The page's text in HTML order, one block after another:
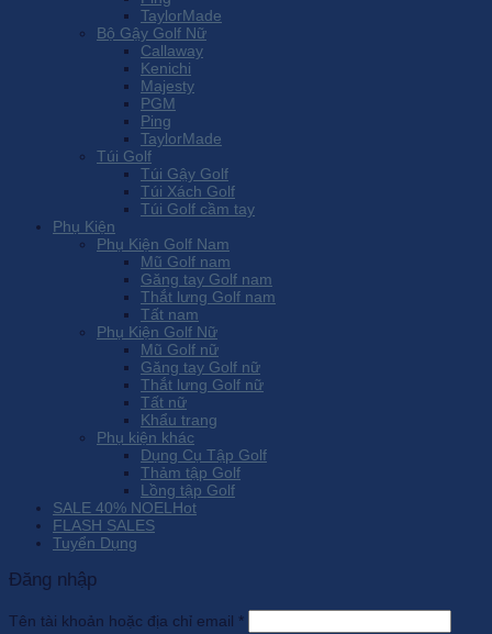
TaylorMade
Bộ Gậy Golf Nữ
Callaway
Kenichi
Majesty
PGM
Ping
TaylorMade
Túi Golf
Túi Gậy Golf
Túi Xách Golf
Túi Golf cầm tay
Phụ Kiện
Phụ Kiện Golf Nam
Mũ Golf nam
Găng tay Golf nam
Thắt lưng Golf nam
Tất nam
Phụ Kiện Golf Nữ
Mũ Golf nữ
Găng tay Golf nữ
Thắt lưng Golf nữ
Tất nữ
Khẩu trang
Phụ kiện khác
Dụng Cụ Tập Golf
Thảm tập Golf
Lồng tập Golf
SALE 40% NOEL
FLASH SALES
Tuyển Dụng
Đăng nhập
Tên tài khoản hoặc địa chỉ email *